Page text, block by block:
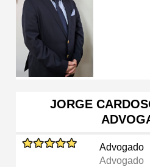
JORGE
Advogado
Advogado